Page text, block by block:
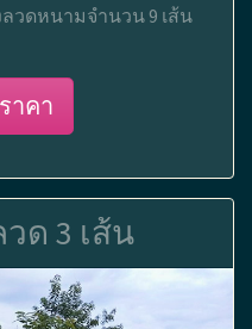
ลวดหนามจำนวน 9 เส้น
าคา
วด 3 เส้น